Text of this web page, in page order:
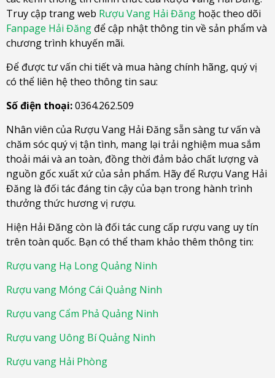
Truy cập trang web Rượu Vang Hải Đăng hoặc theo dõi
Fanpage Hải Đăng để cập nhật thông tin về sản phẩm và
chương trình khuyến mãi.
Để được tư vấn chi tiết và mua hàng chính hãng, quý vị
có thể liên hệ theo thông tin sau:
Số điện thoại:0364.262.509
Nhân viên của Rượu Vang Hải Đăng sẵn sàng tư vấn và
chăm sóc quý vị tận tình, mang lại trải nghiệm mua sắm
thoải mái và an toàn, đồng thời đảm bảo chất lượng và
nguồn gốc xuất xứ của sản phẩm. Hãy để Rượu Vang Hải
Đăng là đối tác đáng tin cậy của bạn trong hành trình
thưởng thức hương vị rượu.
Hiện Hải Đăng còn là đối tác cung cấp rượu vang uy tín
trên toàn quốc. Bạn có thể tham khảo thêm thông tin:
Rượu vang Hạ Long Quảng Ninh
Rượu vang Móng Cái Quảng Ninh
Rượu vang Cẩm Phả Quảng Ninh
Rượu vang Uông Bí Quảng Ninh
Rượu vang Hải Phòng